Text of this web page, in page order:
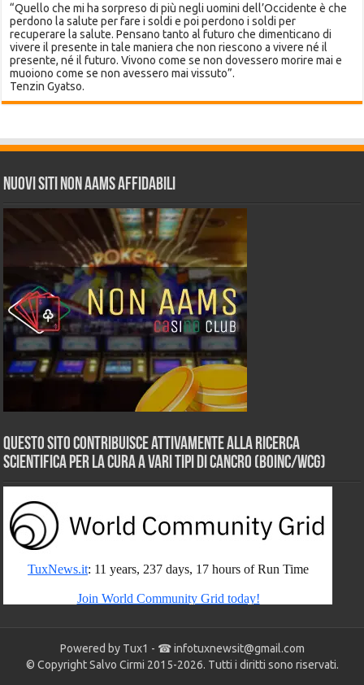
“Quello che mi ha sorpreso di più negli uomini dell’Occidente è che
perdono la salute per fare i soldi e poi perdono i soldi per
recuperare la salute. Pensano tanto al futuro che dimenticano di
vivere il presente in tale maniera che non riescono a vivere né il
presente, né il futuro. Vivono come se non dovessero morire mai e
muoiono come se non avessero mai vissuto”.
Tenzin Gyatso.
Nuovi siti non AAMS affidabili
Questo sito contribuisce attivamente alla ricerca
scientifica per la cura a vari tipi di Cancro (BOINC/WCG)
Powered by Tux1 - ☎infotuxnewsit@gmail.com
© Copyright Salvo Cirmi 2015-2026. Tutti i diritti sono riservati.